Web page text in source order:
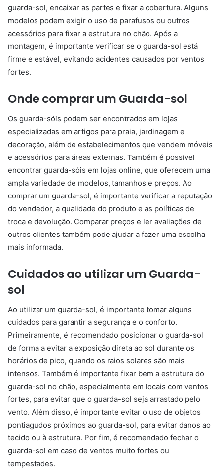
guarda-sol, encaixar as partes e fixar a cobertura. Alguns
modelos podem exigir o uso de parafusos ou outros
acessórios para fixar a estrutura no chão. Após a
montagem, é importante verificar se o guarda-sol está
firme e estável, evitando acidentes causados por ventos
fortes.
Onde comprar um Guarda-sol
Os guarda-sóis podem ser encontrados em lojas
especializadas em artigos para praia, jardinagem e
decoração, além de estabelecimentos que vendem móveis
e acessórios para áreas externas. Também é possível
encontrar guarda-sóis em lojas online, que oferecem uma
ampla variedade de modelos, tamanhos e preços. Ao
comprar um guarda-sol, é importante verificar a reputação
do vendedor, a qualidade do produto e as políticas de
troca e devolução. Comparar preços e ler avaliações de
outros clientes também pode ajudar a fazer uma escolha
mais informada.
Cuidados ao utilizar um Guarda-
sol
Ao utilizar um guarda-sol, é importante tomar alguns
cuidados para garantir a segurança e o conforto.
Primeiramente, é recomendado posicionar o guarda-sol
de forma a evitar a exposição direta ao sol durante os
horários de pico, quando os raios solares são mais
intensos. Também é importante fixar bem a estrutura do
guarda-sol no chão, especialmente em locais com ventos
fortes, para evitar que o guarda-sol seja arrastado pelo
vento. Além disso, é importante evitar o uso de objetos
pontiagudos próximos ao guarda-sol, para evitar danos ao
tecido ou à estrutura. Por fim, é recomendado fechar o
guarda-sol em caso de ventos muito fortes ou
tempestades.